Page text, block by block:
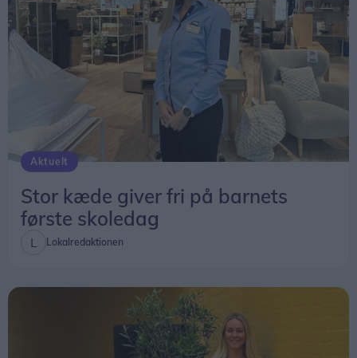
Aktuelt
Stor kæde giver fri på barnets
første skoledag
Lokalredaktionen